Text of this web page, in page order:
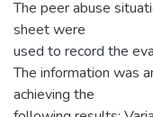
The peer abuse
sheet were
used to record the
The information was
achieving the